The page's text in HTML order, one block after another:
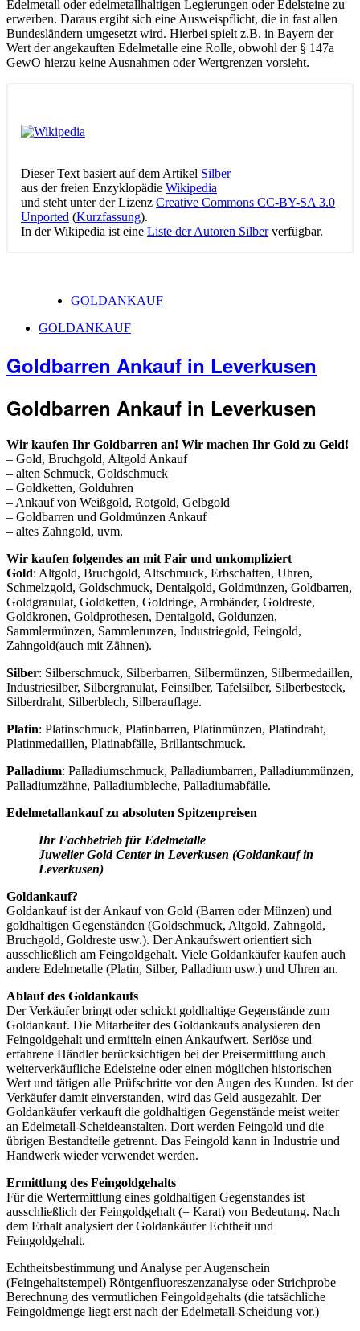
Edelmetall oder edelmetallhaltigen Legierungen oder Edelsteine zu
erwerben. Daraus ergibt sich eine Ausweispflicht, die in fast allen
Bundesländern umgesetzt wird. Hierbei spielt z.B. in Bayern der
Wert der angekauften Edelmetalle eine Rolle, obwohl der § 147a
GewO hierzu keine Ausnahmen oder Wertgrenzen vorsieht.
Dieser Text basiert auf dem Artikel Silber
aus der freien Enzyklopädie Wikipedia
und steht unter der Lizenz Creative Commons CC-BY-SA 3.0
Unported (Kurzfassung).
In der Wikipedia ist eine Liste der Autoren Silberverfügbar.
GOLDANKAUF
GOLDANKAUF
Goldbarren Ankauf in Leverkusen
Goldbarren Ankauf in Leverkusen
Wir kaufen Ihr Goldbarren an! Wir machen Ihr Gold zu Geld!
– Gold, Bruchgold, Altgold Ankauf
– alten Schmuck, Goldschmuck
– Goldketten, Golduhren
– Ankauf von Weißgold, Rotgold, Gelbgold
– Goldbarren und Goldmünzen Ankauf
– altes Zahngold, uvm.
Wir kaufen folgendes an mit Fair und unkompliziert
Gold: Altgold, Bruchgold, Altschmuck, Erbschaften, Uhren,
Schmelzgold, Goldschmuck, Dentalgold, Goldmünzen, Goldbarren,
Goldgranulat, Goldketten, Goldringe, Armbänder, Goldreste,
Goldkronen, Goldprothesen, Dentalgold, Goldunzen,
Sammlermünzen, Sammlerunzen, Industriegold, Feingold,
Zahngold(auch mit Zähnen).
Silber: Silberschmuck, Silberbarren, Silbermünzen, Silbermedaillen,
Industriesilber, Silbergranulat, Feinsilber, Tafelsilber, Silberbesteck,
Silberdraht, Silberblech, Silberauflage.
Platin: Platinschmuck, Platinbarren, Platinmünzen, Platindraht,
Platinmedaillen, Platinabfälle, Brillantschmuck.
Palladium: Palladiumschmuck, Palladiumbarren, Palladiummünzen,
Palladiumzähne, Palladiumbleche, Palladiumabfälle.
Edelmetallankauf zu absoluten Spitzenpreisen
Ihr Fachbetrieb für Edelmetalle
Juwelier Gold Center in Leverkusen (Goldankauf in
Leverkusen)
Goldankauf?
Goldankauf ist der Ankauf von Gold (Barren oder Münzen) und
goldhaltigen Gegenständen (Goldschmuck, Altgold, Zahngold,
Bruchgold, Goldreste usw.). Der Ankaufswert orientiert sich
ausschließlich am Feingoldgehalt. Viele Goldankäufer kaufen auch
andere Edelmetalle (Platin, Silber, Palladium usw.) und Uhren an.
Ablauf des Goldankaufs
Der Verkäufer bringt oder schickt goldhaltige Gegenstände zum
Goldankauf. Die Mitarbeiter des Goldankaufs analysieren den
Feingoldgehalt und ermitteln einen Ankaufwert. Seriöse und
erfahrene Händler berücksichtigen bei der Preisermittlung auch
weiterverkäufliche Edelsteine oder einen möglichen historischen
Wert und tätigen alle Prüfschritte vor den Augen des Kunden. Ist der
Verkäufer damit einverstanden, wird das Geld ausgezahlt. Der
Goldankäufer verkauft die goldhaltigen Gegenstände meist weiter
an Edelmetall-Scheideanstalten. Dort werden Feingold und die
übrigen Bestandteile getrennt. Das Feingold kann in Industrie und
Handwerk wieder verwendet werden.
Ermittlung des Feingoldgehalts
Für die Wertermittlung eines goldhaltigen Gegenstandes ist
ausschließlich der Feingoldgehalt (= Karat) von Bedeutung. Nach
dem Erhalt analysiert der Goldankäufer Echtheit und
Feingoldgehalt.
Echtheitsbestimmung und Analyse per Augenschein
(Feingehaltstempel) Röntgenfluoreszenzanalyse oder Strichprobe
Berechnung des vermutlichen Feingoldgehalts (die tatsächliche
Feingoldmenge liegt erst nach der Edelmetall-Scheidung vor.)